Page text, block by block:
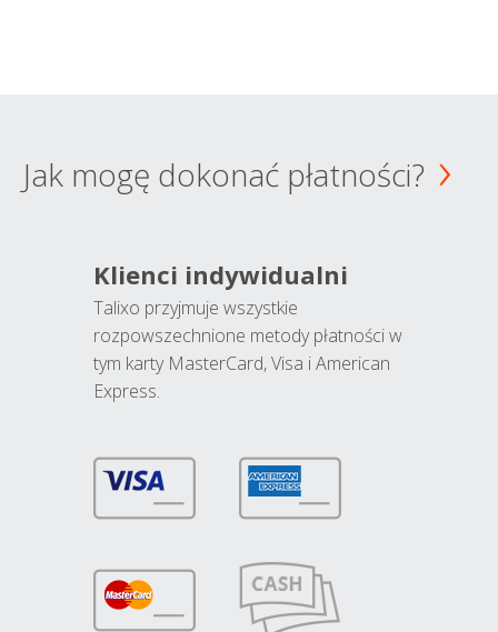
Jak mogę dokonać płatności?
Klienci indywidualni
Talixo przyjmuje wszystkie
rozpowszechnione metody płatności w
tym karty MasterCard, Visa i American
Express.